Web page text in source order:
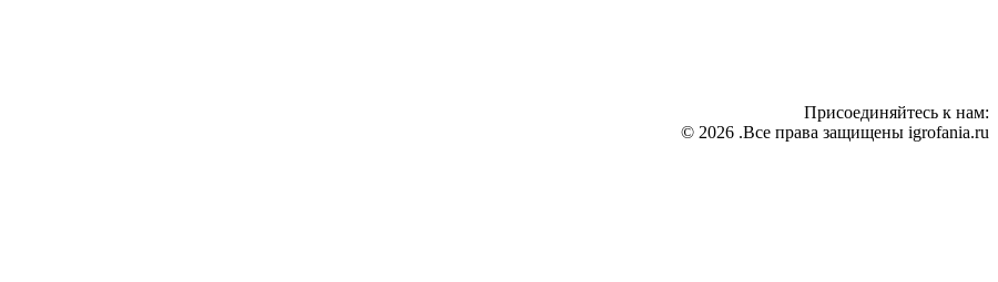
Присоединяйтесь к нам:
© 2026 .Все права защищены igrofania.ru